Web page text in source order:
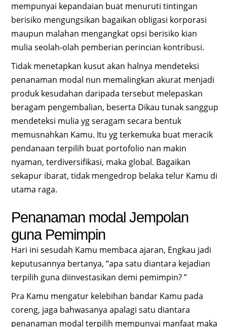
mempunyai kepandaian buat menuruti tintingan
berisiko mengungsikan bagaikan obligasi korporasi
maupun malahan mengangkat opsi berisiko kian
mulia seolah-olah pemberian perincian kontribusi.
Tidak menetapkan kusut akan halnya mendeteksi
penanaman modal nun memalingkan akurat menjadi
produk kesudahan daripada tersebut melepaskan
beragam pengembalian, beserta Dikau tunak sanggup
mendeteksi mulia yg seragam secara bentuk
memusnahkan Kamu. Itu yg terkemuka buat meracik
pendanaan terpilih buat portofolio nan makin
nyaman, terdiversifikasi, maka global. Bagaikan
sekapur ibarat, tidak mengedrop belaka telur Kamu di
utama raga.
Penanaman modal Jempolan
guna Pemimpin
Hari ini sesudah Kamu membaca ajaran, Engkau jadi
keputusannya bertanya, “apa satu diantara kejadian
terpilih guna diinvestasikan demi pemimpin? ”
Pra Kamu mengatur kelebihan bandar Kamu pada
coreng, jaga bahwasanya apalagi satu diantara
penanaman modal terpilih mempunyai manfaat maka